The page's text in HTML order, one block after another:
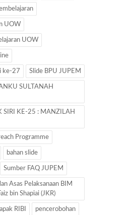
UOW
UOW
ke-27 Slide BPU JUPEM
SULTANAH
SIRI KE-25 : MANZILAH
Programme
bahan slide
Sumber FAQ JUPEM
Asas Pelaksanaan BIM
bin Shapiai (JKR)
RIBI pencerobohan